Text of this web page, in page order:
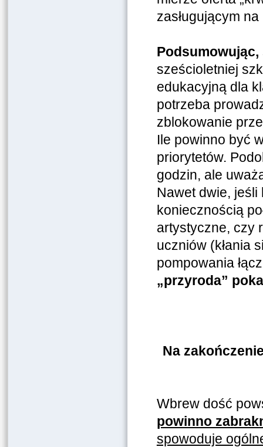
zasługującym
Podsumowując,
sześcioletniej
edukacyjną dla
potrzeba
zblokowanie
Ile powinno być
priorytetów.
godzin, ale
Nawet dwie,
koniecznością
artystyczne, czy
uczniów (kłania
pompowania
„przyroda”
Na
Wbrew dość
powinno
spowoduje